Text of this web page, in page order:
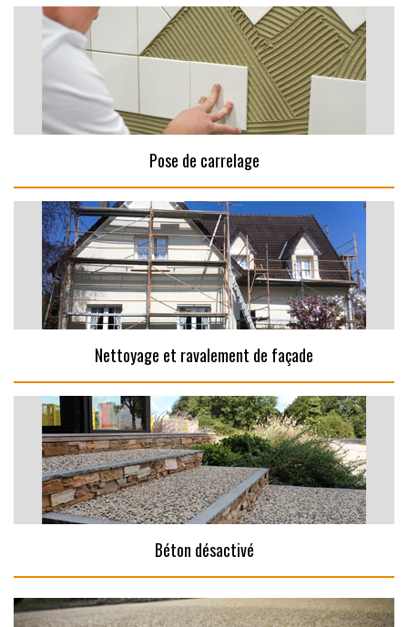
Pose de carrelage
Nettoyage et ravalement de façade
Béton désactivé